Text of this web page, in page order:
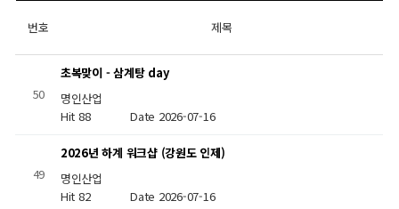
번호 제목
50
초복맞이 - 삼계탕 day
명인산업
Hit 88Date 2026-07-16
49
2026년 하계 워크샵 (강원도 인제)
명인산업
Hit 82Date 2026-07-16